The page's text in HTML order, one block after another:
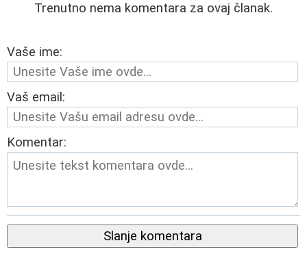
Trenutno nema komentara za ovaj članak.
Vaše ime:
Vaš email:
Komentar:
Slanje komentara